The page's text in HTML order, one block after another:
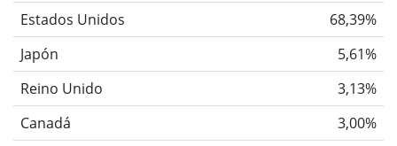
Estados Unidos
68,39%
Japón
5,61%
Reino Unido
3,13%
Canadá
3,00%